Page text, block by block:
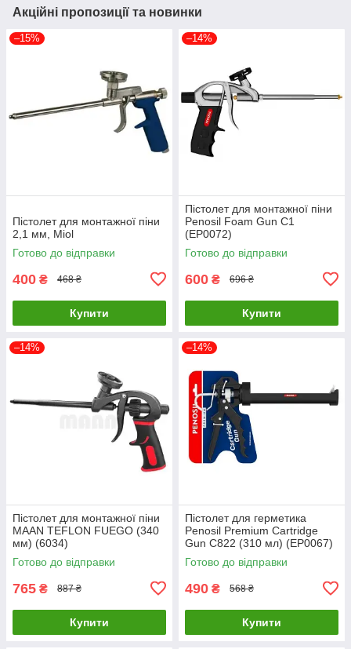
Акційні пропозиції та новинки
–15%
Пістолет для монтажної піни
2,1 мм, Miol
Готово до відправки
400 ₴ 468 ₴
Купити
–14%
Пістолет для монтажної піни
Penosil Foam Gun C1
(EP0072)
Готово до відправки
600 ₴ 696 ₴
Купити
–14%
Пістолет для монтажної піни
MAAN TEFLON FUEGO (340
мм) (6034)
Готово до відправки
765 ₴ 887 ₴
Купити
–14%
Пістолет для герметика
Penosil Premium Cartridge
Gun С822 (310 мл) (EP0067)
Готово до відправки
490 ₴ 568 ₴
Купити